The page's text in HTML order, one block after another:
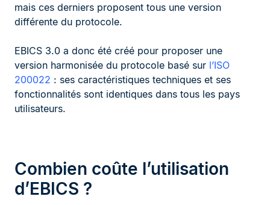
mais ces derniers proposent tous une version
différente du protocole.
EBICS 3.0 a donc été créé pour proposer une
version harmonisée du protocole basé sur l’ISO
200022 : ses caractéristiques techniques et ses
fonctionnalités sont identiques dans tous les pays
utilisateurs.
Combien coûte l’utilisation
d’EBICS ?